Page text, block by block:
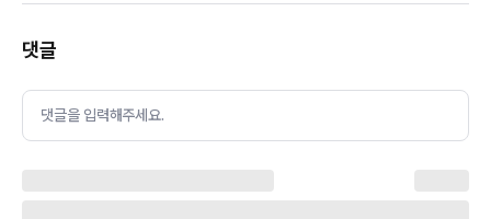
댓글
댓글을 입력해주세요.